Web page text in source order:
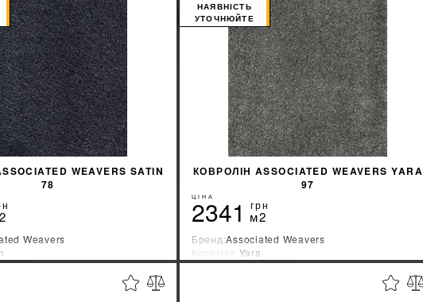
WEAVERS SATIN
78
Weavers
Бельгия
%
КОВРОЛІН ASSOCIATED WEAVERS YARA
97
НАЯВНІСТЬ
УТОЧНЮЙТЕ
ЦІНА
2341 грн
м2
Бренд:Associated Weavers
Колекція:Yara
Країна-виробник:Бельгия
%